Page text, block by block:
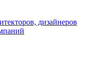
дизайнеров